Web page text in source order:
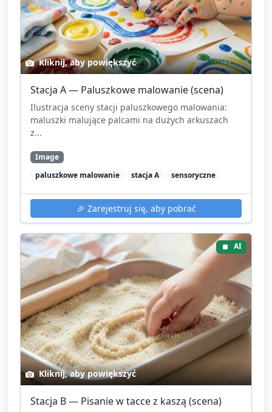
Kliknij, aby powiększyć
Stacja A — Paluszkowe malowanie (scena)
Ilustracja sceny stacji paluszkowego malowania:
maluszki malujące palcami na dużych arkuszach
z...
Image
paluszkowe malowanie
stacja A sensoryczne
🎉 Zarejestruj się, aby pobrać
AI
Kliknij, aby powiększyć
Stacja B — Pisanie w tacce z kaszą (scena)